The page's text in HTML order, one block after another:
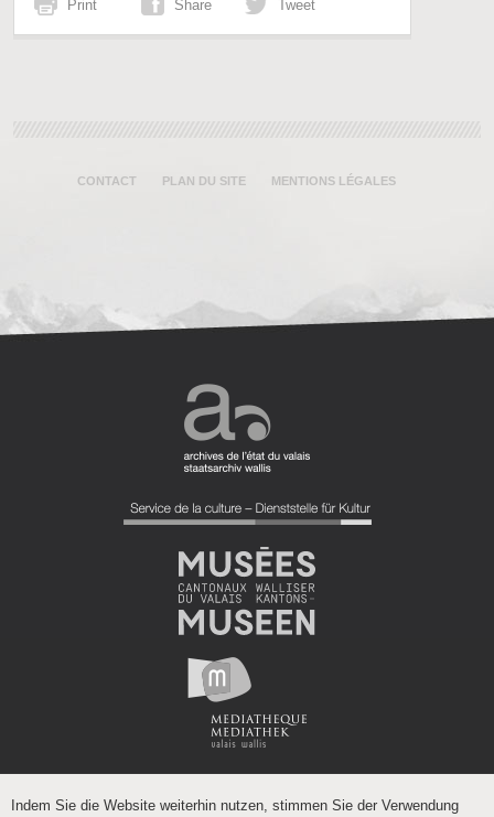
Print Share Tweet
CONTACT PLAN DU SITE MENTIONS LÉGALES
Indem Sie die Website weiterhin nutzen, stimmen Sie der Verwendung